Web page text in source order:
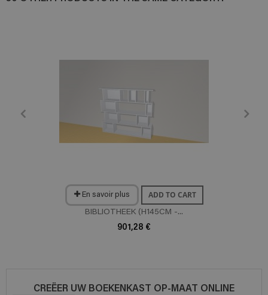
En savoir plus ADD TO CART
BIBLIOTHEEK (H145CM -...
901,28 €
CREËER UW BOEKENKAST OP-MAAT ONLINE